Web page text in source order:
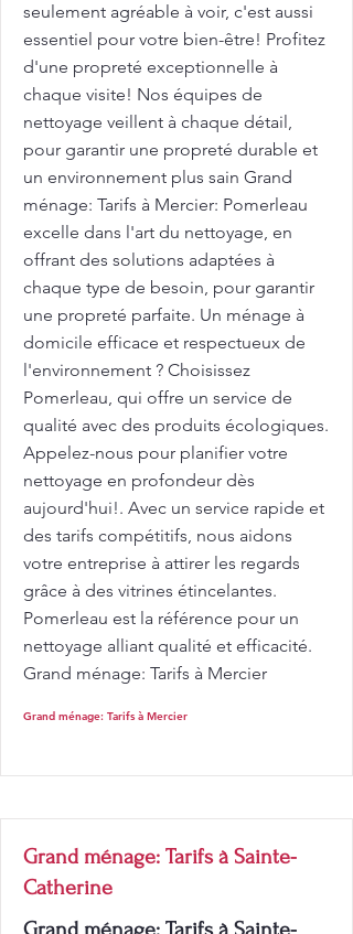
seulement agréable à voir, c'est aussi
essentiel pour votre bien-être! Profitez
d'une propreté exceptionnelle à
chaque visite! Nos équipes de
nettoyage veillent à chaque détail,
pour garantir une propreté durable et
un environnement plus sain Grand
ménage: Tarifs à Mercier: Pomerleau
excelle dans l'art du nettoyage, en
offrant des solutions adaptées à
chaque type de besoin, pour garantir
une propreté parfaite. Un ménage à
domicile efficace et respectueux de
l'environnement ? Choisissez
Pomerleau, qui offre un service de
qualité avec des produits écologiques.
Appelez-nous pour planifier votre
nettoyage en profondeur dès
aujourd'hui!. Avec un service rapide et
des tarifs compétitifs, nous aidons
votre entreprise à attirer les regards
grâce à des vitrines étincelantes.
Pomerleau est la référence pour un
nettoyage alliant qualité et efficacité.
Grand ménage: Tarifs à Mercier
Grand ménage: Tarifs à Mercier
Grand ménage: Tarifs à Sainte-
Catherine